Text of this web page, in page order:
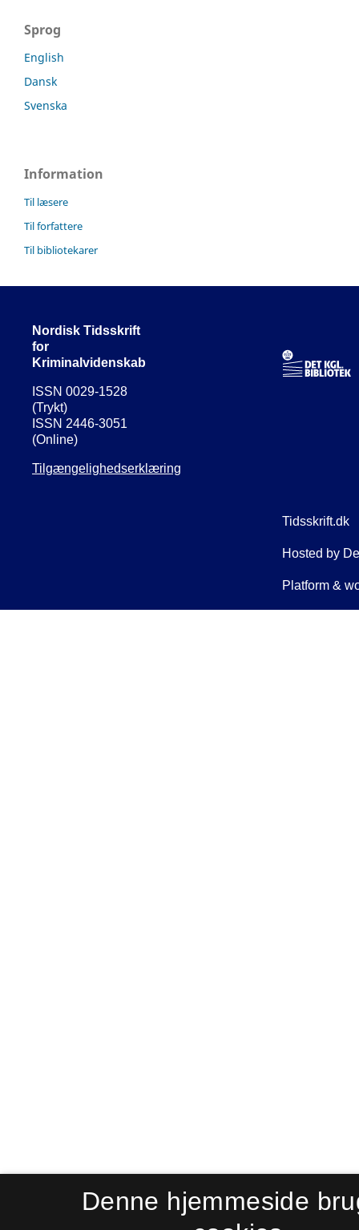
Sprog
English
Dansk
Svenska
Information
Til læsere
Til forfattere
Til bibliotekarer
Nordisk Tidsskrift
for
Kriminalvidenskab
ISSN 0029-1528
(Trykt)
ISSN 2446-3051
(Online)
Tilgængelighedserklæring
Denne hjemmeside